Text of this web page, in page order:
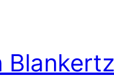
Blankertz